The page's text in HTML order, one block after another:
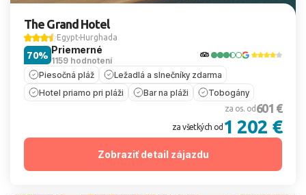
The Grand Hotel
Egypt Hurghada
Priemerné
1159 hodnotení
70%
Piesočná pláž
Ležadlá a slnečníky zdarma
Hotel priamo pri pláži
Bar na pláži Tobogány
za os. od 601 €
za všetkých od 1 202 €
Zobraziť detail zájazdu